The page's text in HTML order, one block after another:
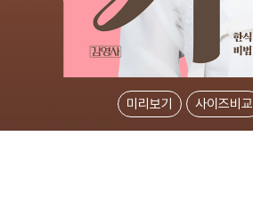
미리보기 사이즈비교